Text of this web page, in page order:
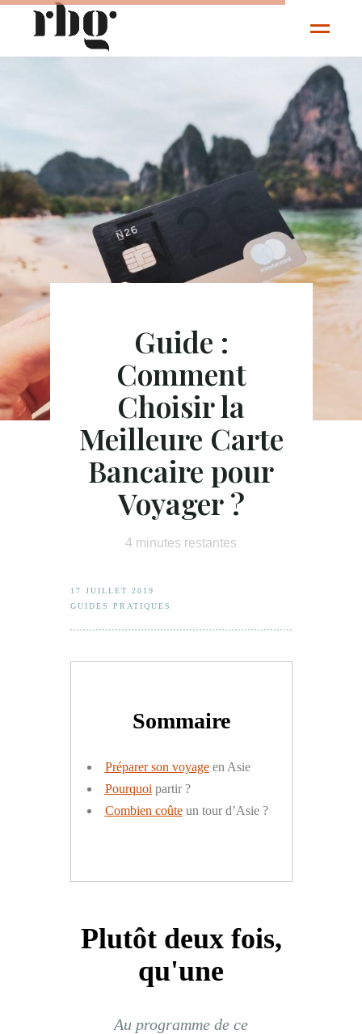
Guide :
Comment
Choisir la
Meilleure Carte
Bancaire pour
Voyager ?
4 minutes restantes
17 JUILLET 2019
GUIDES PRATIQUES
Sommaire
Préparerson voyageen Asie
Pourquoi partir ?
Combien coûteun tour d’Asie ?
Plutôt deux fois,
qu'une
Au programme de ce